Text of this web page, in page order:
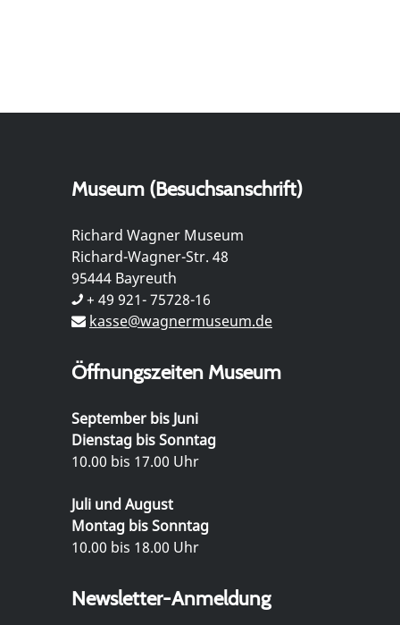
Museum (Besuchsanschrift)
Richard Wagner Museum
Richard-Wagner-Str. 48
95444 Bayreuth
+ 49 921- 75728-16
kasse@wagnermuseum.de
Öffnungszeiten Museum
September bis Juni
Dienstag bis Sonntag
10.00 bis 17.00 Uhr
Juli und August
Montag bis Sonntag
10.00 bis 18.00 Uhr
Newsletter-Anmeldung